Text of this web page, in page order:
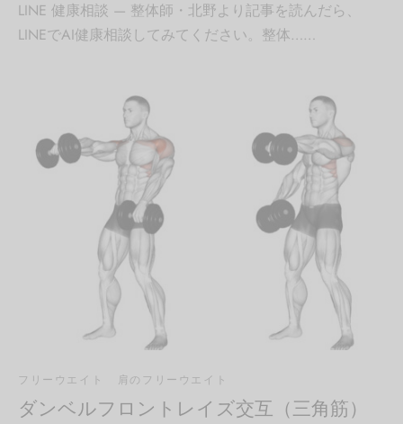
LINE 健康相談 — 整体師・北野より記事を読んだら、
LINEでAI健康相談してみてください。整体……
フリーウエイト 肩のフリーウエイト
ダンベルフロントレイズ交互（三角筋）